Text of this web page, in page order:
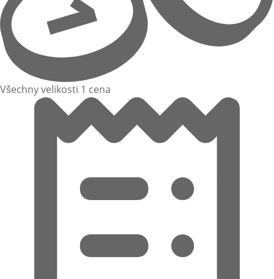
Všechny velikosti 1 cena